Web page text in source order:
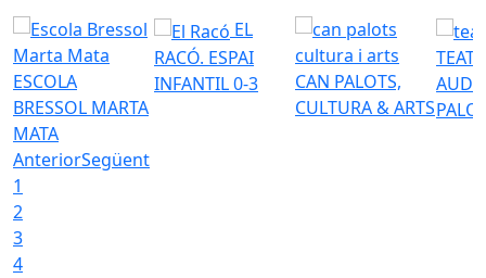
ESCOLA
BRESSOL MARTA
MATA
EL
RACÓ. ESPAI
INFANTIL 0-3
CAN PALOTS,
CULTURA & ARTS
AnteriorSegüent
1
2
3
4